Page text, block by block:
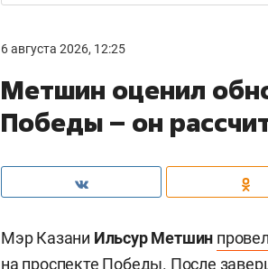
6 августа 2026, 12:25
Метшин оценил
Победы – он
Мэр Казани Ильсур Метшин провел
на проспекте Победы. После